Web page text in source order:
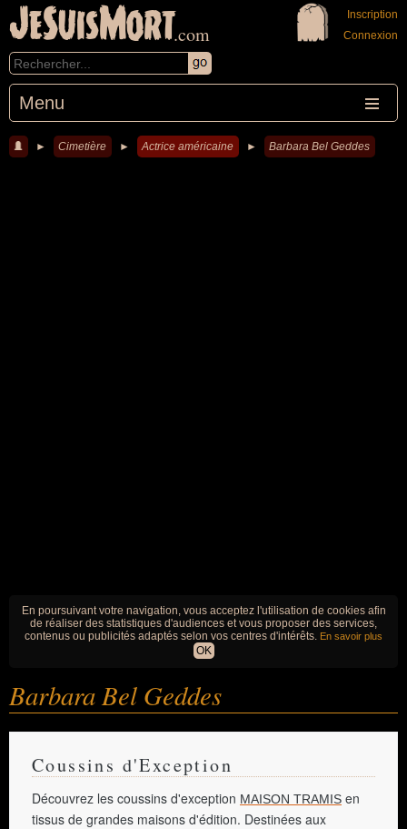
JeSuisMort.com
Menu
Inscription
Connexion
► Cimetière ► Actrice américaine ► Barbara Bel Geddes
En poursuivant votre navigation, vous acceptez l'utilisation de cookies afin
de réaliser des statistiques d'audiences et vous proposer des services,
contenus ou publicités adaptés selon vos centres d'intérêts. En savoir plus
OK
Barbara Bel Geddes
Coussins d'Exception
Découvrez les coussins d'exception MAISON TRAMIS en
tissus de grandes maisons d'édition. Destinées aux